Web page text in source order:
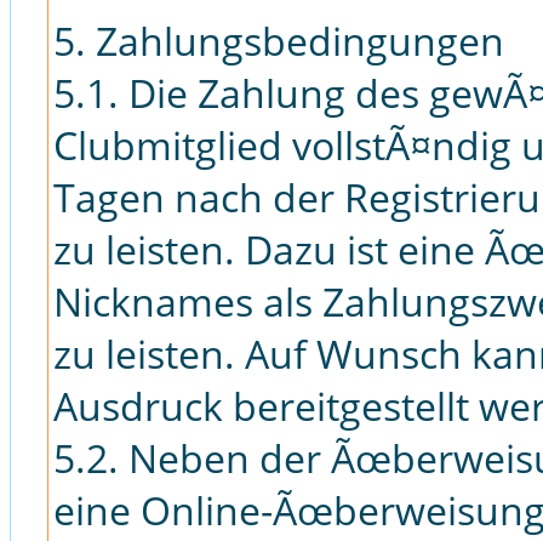
5. Zahlungsbedingungen
5.1. Die Zahlung des
Clubmitglied vollstÃ¤ndig
Tagen nach der
zu leisten. Dazu ist eine
Nicknames als
zu leisten. Auf Wunsch
Ausdruck bereitgestellt
5.2. Neben der
eine Online-